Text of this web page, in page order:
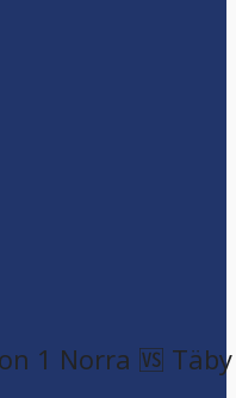
1 Norra 🆚